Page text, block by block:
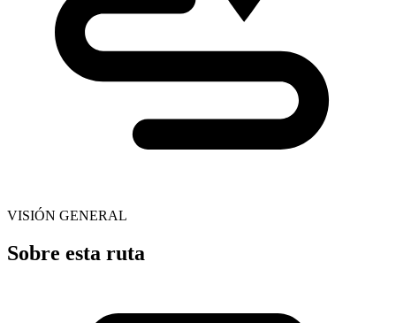
VISIÓN GENERAL
Sobre esta ruta